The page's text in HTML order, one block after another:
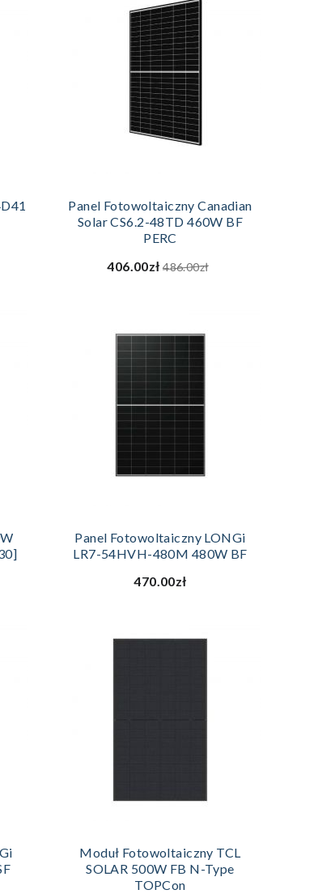
Panel Fotowoltaiczny Canadian
Solar CS6.2-48TD 460W BF
PERC
406.00zł 486.00zł
Panel Fotowoltaiczny LONGi
LR7-54HVH-480M 480W BF
470.00zł
Moduł Fotowoltaiczny TCL
SOLAR 500W FB N-Type
TOPCon